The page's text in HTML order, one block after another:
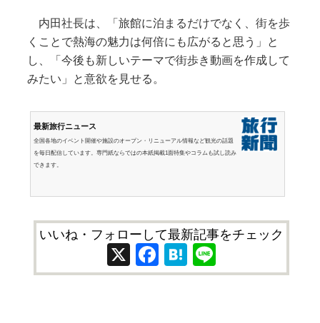
内田社長は、「旅館に泊まるだけでなく、街を歩
くことで熱海の魅力は何倍にも広がると思う」と
し、「今後も新しいテーマで街歩き動画を作成して
みたい」と意欲を見せる。
最新旅行ニュース
全国各地のイベント開催や施設のオープン・リニューアル情報など観光の話題
を毎日配信しています。専門紙ならではの本紙掲載1面特集やコラムも試し読み
できます。
いいね・フォローして最新記事をチェック
X Facebook
Hatena